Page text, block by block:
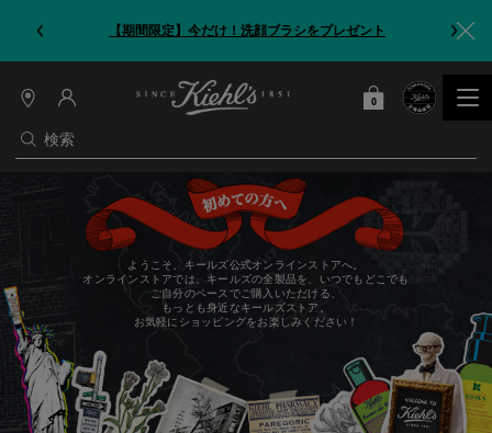
【期間限定】今だけ！洗顔ブラシをプレゼント
検索
店
情
報
カート
0
0 カート内の製品
ようこそ、キールズ公式オンラインストアへ。
オンラインストアでは、キールズの全製品を、いつでもどこでも
ご自分のペースでご購入いただける、
もっとも身近なキールズストア。
お気軽にショッピングをお楽しみください！